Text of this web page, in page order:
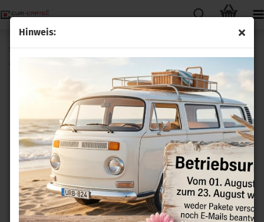
Hinweis:
Umrüstsatz Zuheizer zur Standheizung für Lancia Phedra
ab MJ 2002